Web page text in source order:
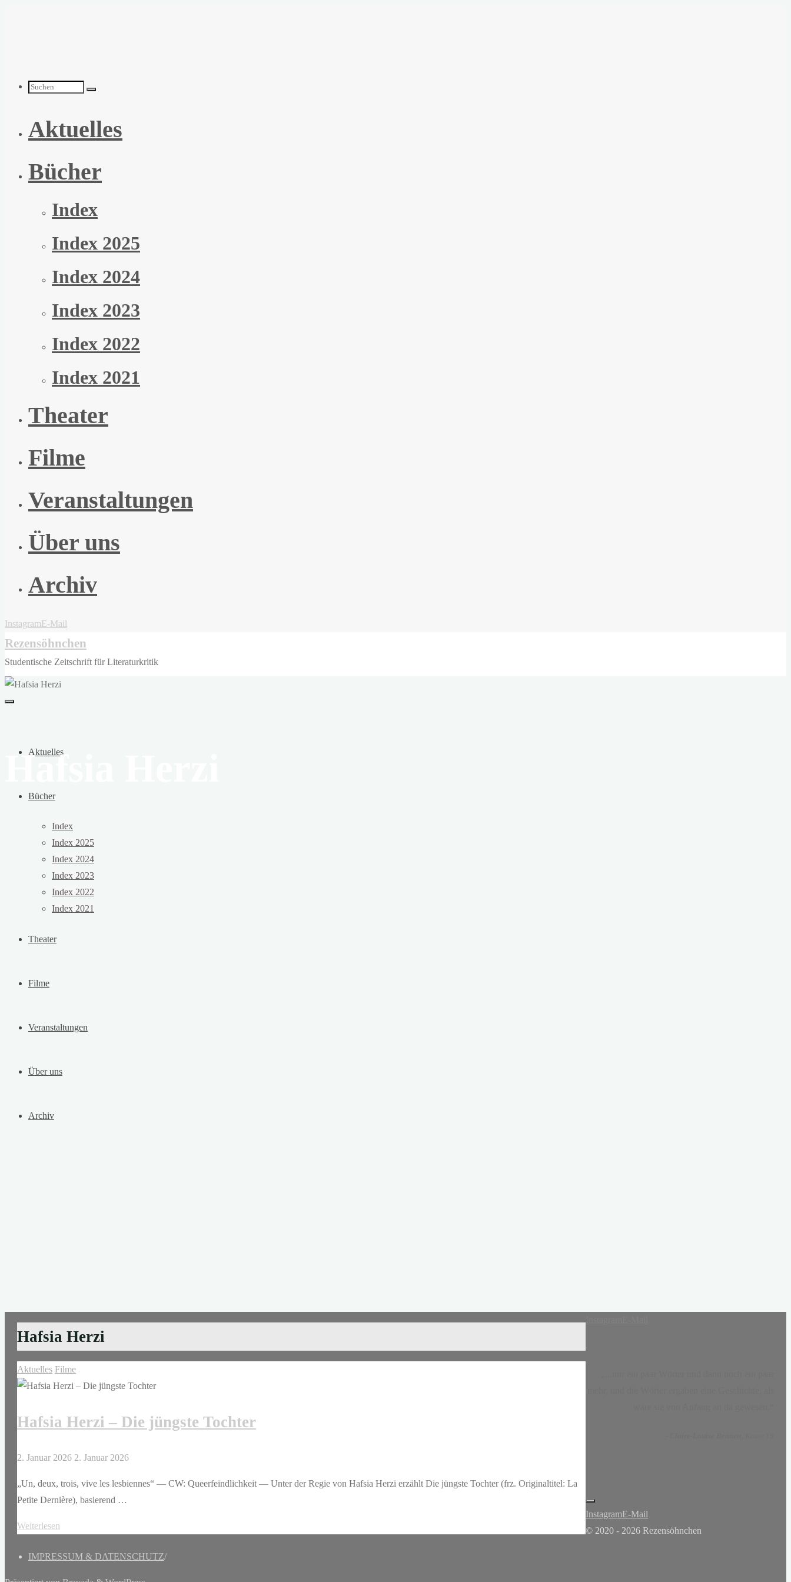
Suchen
nach:
Aktuelles
Bücher
Index
Index 2025
Index 2024
Index 2023
Index 2022
Index 2021
Theater
Filme
Veranstaltungen
Über uns
Archiv
InstagramE-Mail
Rezensöhnchen
Studentische Zeitschrift für Literaturkritik
Aktuelles
Bücher
Index
Index 2025
Index 2024
Index 2023
Index 2022
Index 2021
Theater
Filme
Veranstaltungen
Über uns
Archiv
Hafsia Herzi
Hafsia Herzi
Aktuelles Filme
Hafsia Herzi – Die jüngste Tochter
2. Januar 2026 2. Januar 2026
„Un, deux, trois, vive les lesbiennes“ — CW: Queerfeindlichkeit — Unter der Regie von Hafsia Herzi erzählt Die jüngste Tochter (frz. Originaltitel: La
Petite Dernière), basierend …
Weiterlesen
–
InstagramE-Mail
© 2020 - 2026 Rezensöhnchen
IMPRESSUM & DATENSCHUTZ/